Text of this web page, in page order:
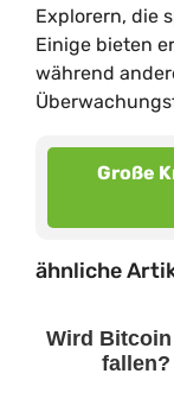
Explorern, die
Einige bieten
während
Große
ähnliche
Wird Bitcoin
fallen?